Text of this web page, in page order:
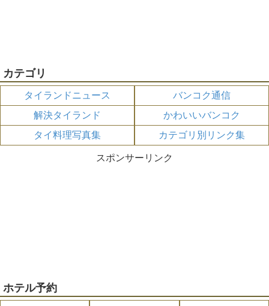
カテゴリ
タイランドニュース
バンコク通信
解決タイランド
かわいいバンコク
タイ料理写真集
カテゴリ別リンク集
スポンサーリンク
ホテル予約